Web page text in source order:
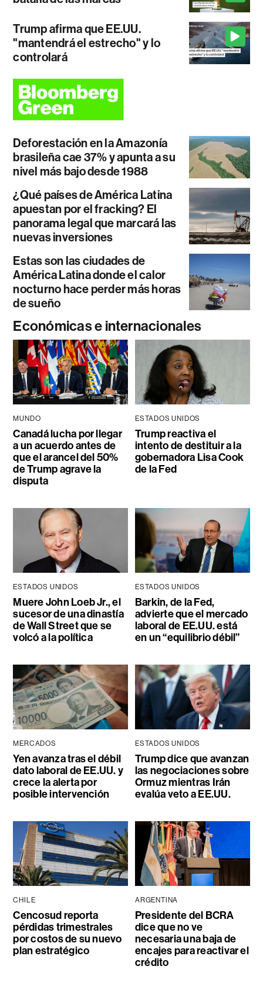
Trump afirma que EE.UU.
"mantendrá el estrecho" y lo
controlará
Deforestación en la Amazonía
brasileña cae 37% y apunta a su
nivel más bajo desde 1988
¿Qué países de América Latina
apuestan por el fracking? El
panorama legal que marcará las
nuevas inversiones
Estas son las ciudades de
América Latina donde el calor
nocturno hace perder más horas
de sueño
Económicas e internacionales
MUNDO
Canadá lucha por llegar
a un acuerdo antes de
que el arancel del 50%
de Trump agrave la
disputa
ESTADOS UNIDOS
Trump reactiva el
intento de destituir a la
gobernadora Lisa Cook
de la Fed
ESTADOS UNIDOS
Muere John Loeb Jr., el
sucesor de una dinastía
de Wall Street que se
volcó a la política
ESTADOS UNIDOS
Barkin, de la Fed,
advierte que el mercado
laboral de EE.UU. está
en un “equilibrio débil”
MERCADOS
Yen avanza tras el débil
dato laboral de EE.UU. y
crece la alerta por
posible intervención
ESTADOS UNIDOS
Trump dice que avanzan
las negociaciones sobre
Ormuz mientras Irán
evalúa veto a EE.UU.
CHILE
Cencosud reporta
pérdidas trimestrales
por costos de su nuevo
plan estratégico
ARGENTINA
Presidente del BCRA
dice que no ve
necesaria una baja de
encajes para reactivar el
crédito